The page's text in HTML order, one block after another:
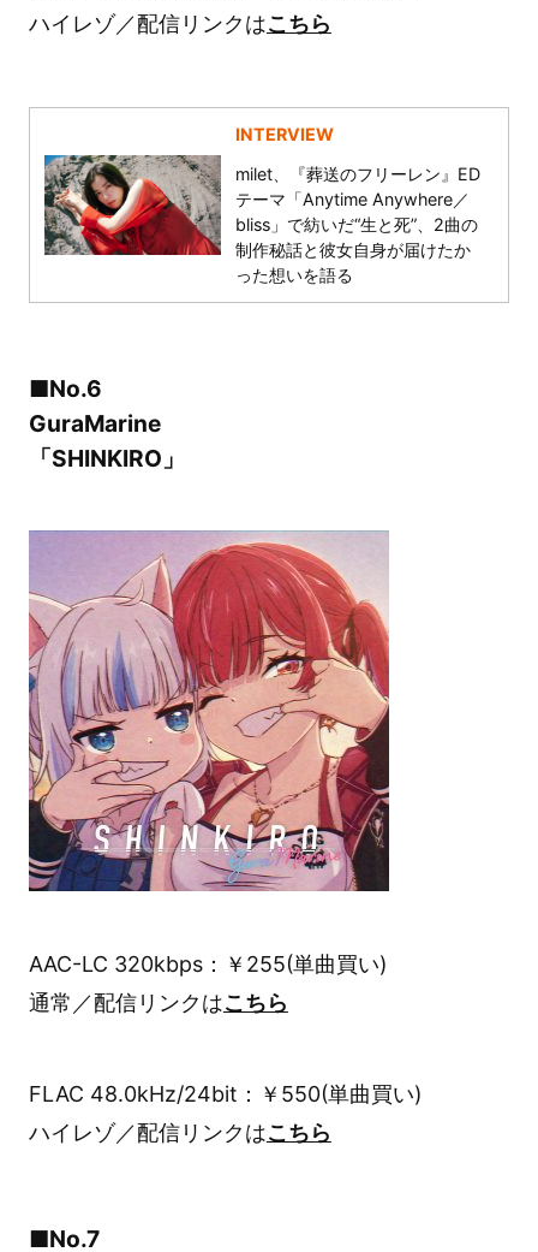
ハイレゾ／配信リンクはこちら
INTERVIEW
milet、『葬送のフリーレン』ED
テーマ「Anytime Anywhere／
bliss」で紡いだ“生と死”、2曲の
制作秘話と彼女自身が届けたか
った想いを語る
■No.6
GuraMarine
「SHINKIRO」
AAC-LC 320kbps：￥255(単曲買い)
通常／配信リンクはこちら
FLAC 48.0kHz/24bit：￥550(単曲買い)
ハイレゾ／配信リンクはこちら
■No.7